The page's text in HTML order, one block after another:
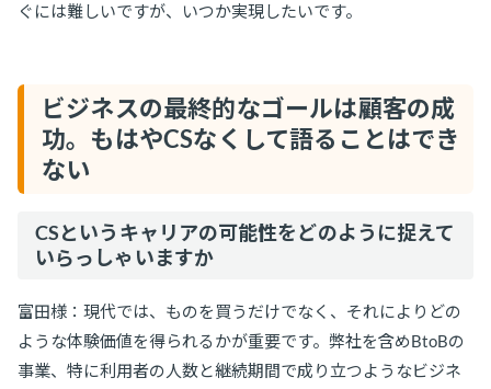
ぐには難しいですが、いつか実現したいです。
ビジネスの最終的なゴールは顧客の成
功。もはやCSなくして語ることはでき
ない
CSというキャリアの可能性をどのように捉えて
いらっしゃいますか
富田様：現代では、ものを買うだけでなく、それによりどの
ような体験価値を得られるかが重要です。弊社を含めBtoBの
事業、特に利用者の人数と継続期間で成り立つようなビジネ